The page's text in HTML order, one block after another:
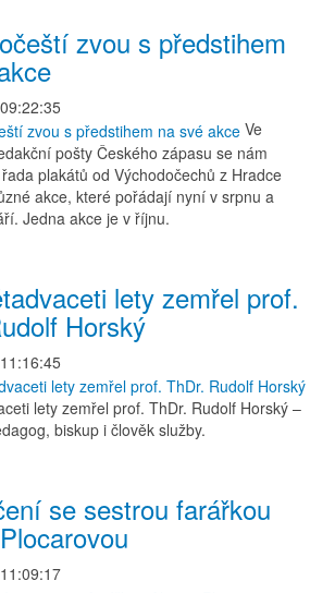
zvou s předstihem
Ve
pošty Českého zápasu se nám
plakátů od Východočechů z Hradce
akce, které pořádají nyní v srpnu a
Jedna akce je v říjnu.
lety zemřel prof.
Horský
lety zemřel prof. ThDr. Rudolf Horský –
biskup i člověk služby.
se sestrou farářkou